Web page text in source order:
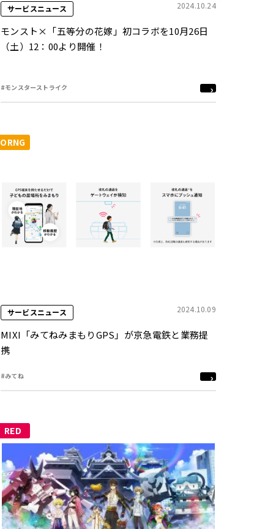
サービスニュース 2024.10.24
モンスト×「五等分の花嫁」初コラボを10月26日
（土）12：00より開催！
#モンスターストライク
ORNG
サービスニュース 2024.10.09
MIXI「みてねみまもりGPS」が京急電鉄と業務提
携
#みてね
RED